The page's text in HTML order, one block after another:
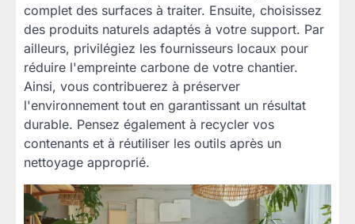
complet des surfaces à traiter. Ensuite, choisissez
des produits naturels adaptés à votre support. Par
ailleurs, privilégiez les fournisseurs locaux pour
réduire l'empreinte carbone de votre chantier.
Ainsi, vous contribuerez à préserver
l'environnement tout en garantissant un résultat
durable. Pensez également à recycler vos
contenants et à réutiliser les outils après un
nettoyage approprié.